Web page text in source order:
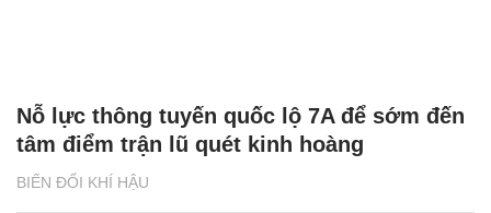
BIẾN ĐỔI KHÍ HẬU
Nỗ lực thông tuyến quốc lộ 7A để sớm đến
tâm điểm trận lũ quét kinh hoàng